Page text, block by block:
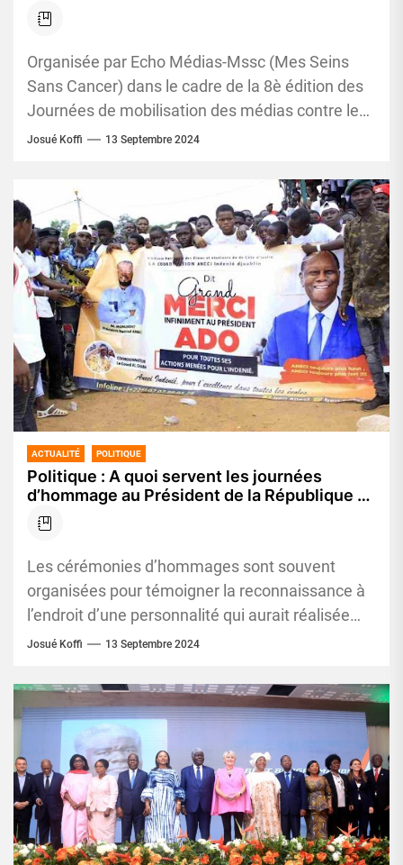
édition
Organisée par Echo Médias-Mssc (Mes Seins
Sans Cancer) dans le cadre de la 8è édition des
Journées de mobilisation des médias contre le
cancer du...
Josué Koffi 13 Septembre 2024
ACTUALITÉ POLITIQUE
Politique : A quoi servent les journées
d’hommage au Président de la République à
quelques mois de la présidentielle de 2025 ?
Les cérémonies d’hommages sont souvent
organisées pour témoigner la reconnaissance à
l’endroit d’une personnalité qui aurait réalisée
des actions utiles et importantes à l’endroit de...
Josué Koffi 13 Septembre 2024